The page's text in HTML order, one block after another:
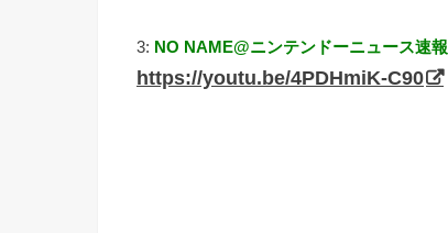
3: NO NAME@ニンテンドーニュース速報
https://youtu.be/4PDHmiK-C90